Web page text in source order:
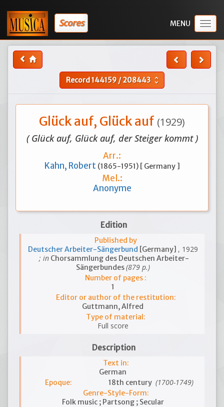
Scores
Record144159/208443 unfold_more
Glück auf, Glück auf (1929)
( Glück auf, Glück auf, der Steiger kommt )
Arr.:
Kahn, Robert (1865-1951) [ Germany ]
Mel.:
Anonyme
Edition
Published by
Deutscher Arbeiter-Sängerbund [Germany] , 1929
; in Chorsammlung des Deutschen Arbeiter-
Sängerbundes(879 p.)
Number of pages :
1
Editor or author of the restitution:
Guttmann, Alfred
Type of material:
Full score
Description
Text in:
German
Epoque:
18th century (1700-1749)
Genre-Style-Form:
Folk music ; Partsong ; Secular